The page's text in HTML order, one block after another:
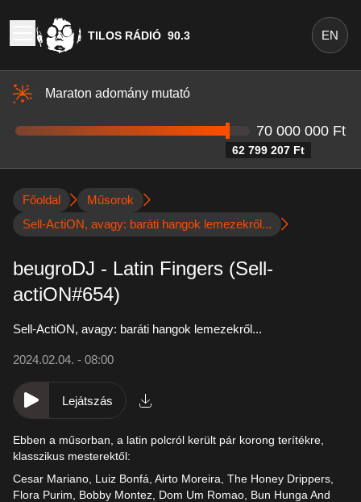
TILOS RÁDIÓ 90.3 EN
Maraton adomány mutató
62 799 207 Ft
70 000 000 Ft
Főoldal
Műsorok
Sell-ActiON, avagy: baráti hangok lemezekről...
beugroDJ - Latin Fingers (Sell-
actiON#654)
Sell-ActiON, avagy: baráti hangok lemezekről...
2024.02.04. - 08:00
Lejátszás
Ebben a műsorban, a latin polcról került pár korong terítékre,
klasszikus mesterektől:
Cesar Mariano, Luiz Bonfá, Airto Moreira, The Honey Drippers,
Flora Purim, Bobby Montez, Dom Um Romao, Bun Hunga And